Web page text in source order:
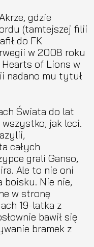
gdzie
(tamtejszej filii
do FK
w 2008 roku
of Lions w
nadano mu tytuł
Świata do lat
wszystko, jak leci.
całych
grali Ganso,
Ale to nie oni
boisku. Nie nie,
w stronę
19-latka z
bawił się
bramek z